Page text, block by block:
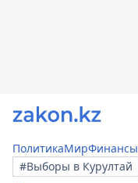
ПолитикаМирФинансы
#Выборы в Курултай